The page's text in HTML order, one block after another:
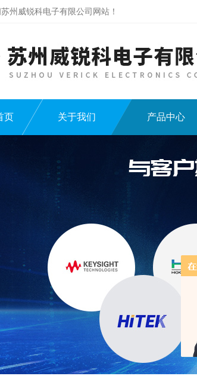
州威锐科电子有限公司网站！
页 关于我们 产品中心